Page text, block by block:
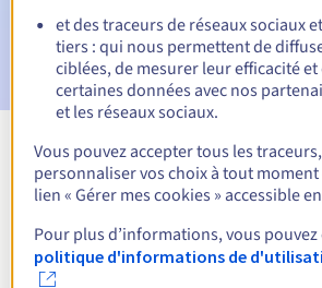
E-mail après la période de grâce de
notification de la suppression du nom
Voir toutes les
Informations sur le
et des traceurs de réseaux sociaux
tiers : qui nous permettent de
ciblées, de mesurer leur efficacité
certaines données avec nos
et les réseaux sociaux.
Vous pouvez accepter tous les
personnaliser vos choix à tout
lien « Gérer mes cookies » accessible
Pour plus d’informations, vous
politique d'informations de